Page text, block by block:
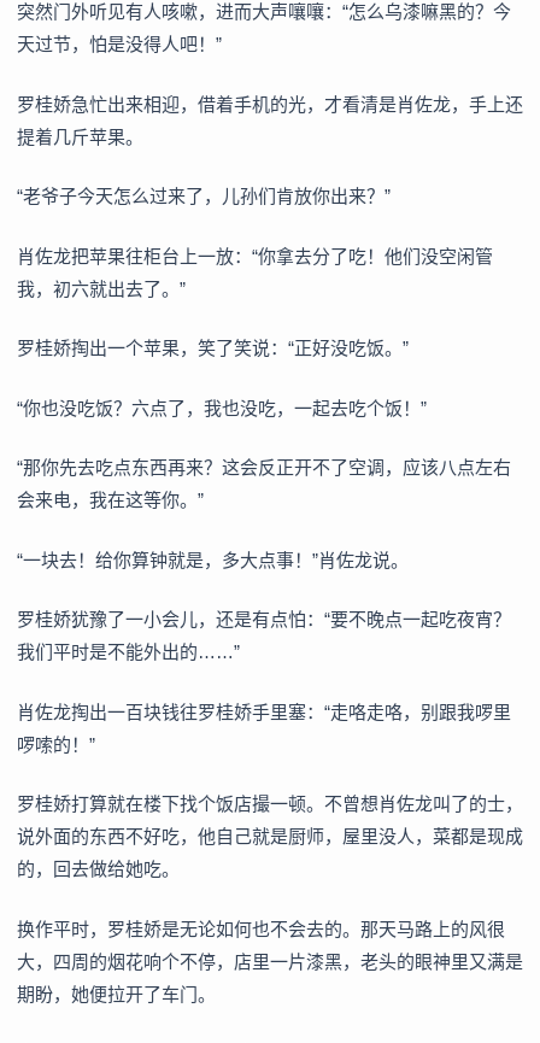
突然门外听见有人咳嗽，进而大声嚷嚷：“怎么乌漆嘛黑的？今
天过节，怕是没得人吧！”
罗桂娇急忙出来相迎，借着手机的光，才看清是肖佐龙，手上还
提着几斤苹果。
“老爷子今天怎么过来了，儿孙们肯放你出来？”
肖佐龙把苹果往柜台上一放：“你拿去分了吃！他们没空闲管
我，初六就出去了。”
罗桂娇掏出一个苹果，笑了笑说：“正好没吃饭。”
“你也没吃饭？六点了，我也没吃，一起去吃个饭！”
“那你先去吃点东西再来？这会反正开不了空调，应该八点左右
会来电，我在这等你。”
“一块去！给你算钟就是，多大点事！”肖佐龙说。
罗桂娇犹豫了一小会儿，还是有点怕：“要不晚点一起吃夜宵？
我们平时是不能外出的……”
肖佐龙掏出一百块钱往罗桂娇手里塞：“走咯走咯，别跟我啰里
啰嗦的！”
罗桂娇打算就在楼下找个饭店撮一顿。不曾想肖佐龙叫了的士，
说外面的东西不好吃，他自己就是厨师，屋里没人，菜都是现成
的，回去做给她吃。
换作平时，罗桂娇是无论如何也不会去的。那天马路上的风很
大，四周的烟花响个不停，店里一片漆黑，老头的眼神里又满是
期盼，她便拉开了车门。